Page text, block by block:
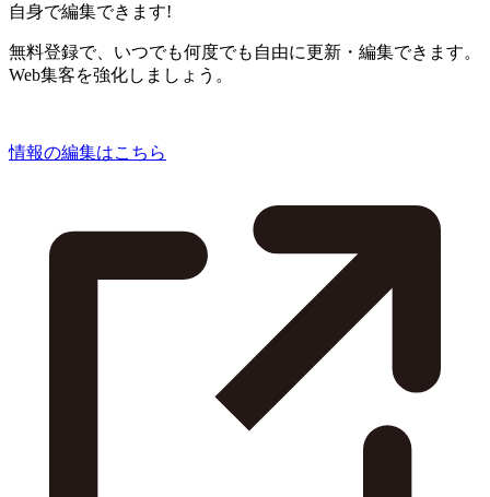
自身で編集できます!
無料登録で、いつでも何度でも自由に更新・編集できます。
Web集客を強化しましょう。
情報の編集はこちら